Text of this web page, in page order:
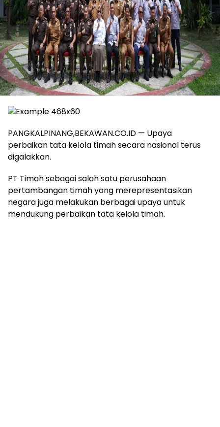
PANGKALPINANG,BEKAWAN.CO.ID — Upaya
perbaikan tata kelola timah secara nasional terus
digalakkan.
PT Timah sebagai salah satu perusahaan
pertambangan timah yang merepresentasikan
negara juga melakukan berbagai upaya untuk
mendukung perbaikan tata kelola timah.